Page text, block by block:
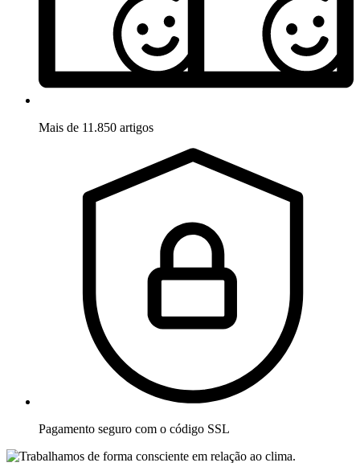
Mais de 11.850 artigos
Pagamento seguro com o código SSL